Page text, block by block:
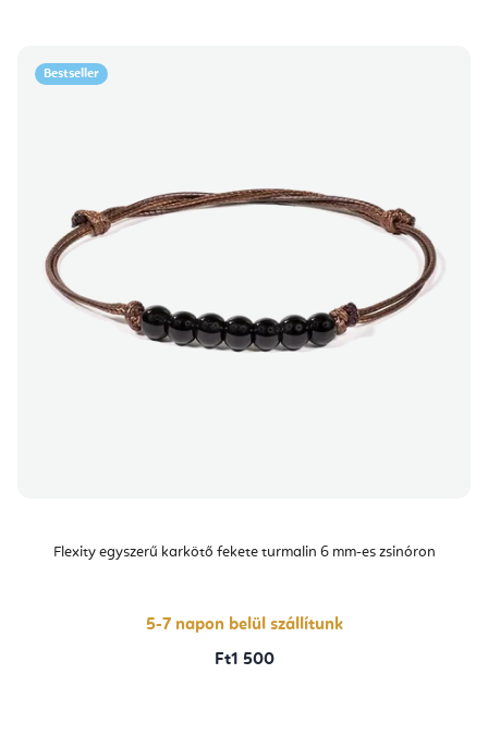
Bestseller
Flexity egyszerű karkötő fekete turmalin 6 mm-es zsinóron
5-7 napon belül szállítunk
Ft1 500